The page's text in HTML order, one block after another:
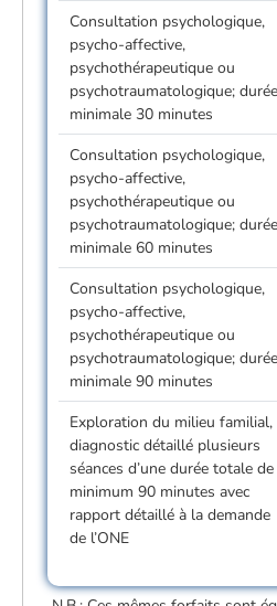
Consultation psychologique,
psycho-affective,
psychothérapeutique ou
psychotraumatologique; durée
minimale 30 minutes
Consultation psychologique,
psycho-affective,
psychothérapeutique ou
psychotraumatologique; durée
minimale 60 minutes
Consultation psychologique,
psycho-affective,
psychothérapeutique ou
psychotraumatologique; durée
minimale 90 minutes
Exploration du milieu familial,
diagnostic détaillé plusieurs
séances d’une durée totale de
minimum 90 minutes avec
rapport détaillé à la demande
de l’ONE